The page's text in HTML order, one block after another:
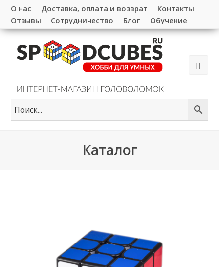
О нас Доставка, оплата и возврат
Контакты
Отзывы
Сотрудничество Блог Обучение
Каталог